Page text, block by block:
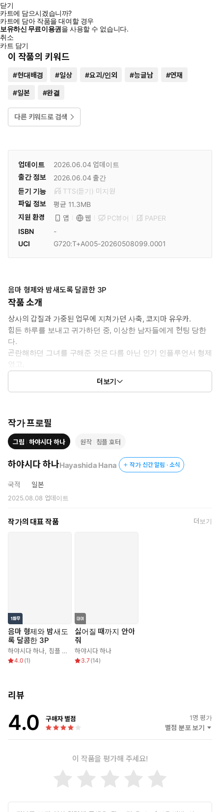
닫기
카트에 담으시겠습니까?
카트에 담아 작품을 대여할 경우
보유하신 무료이용권을 사용할 수 없습니다.
취소
카트 담기
이 작품의 키워드
#현대배경 #일상 #요괴/인외 #능글남 #연재
#일본 #완결
다른 키워드로 검색
업데이트 2026.06.04 업데이트
출간 정보
2026.06.04 출간
듣기 기능
TTS(듣기) 미 지원
파일 정보
평균 11.3MB
지원 환경
앱 웹 PC뷰어
PAPER
ISBN
-
UCI
G720:T+A005-20260508099.0001
음마 형제와 밤새도록 달콤한 3P
작품 소개
상사의 갑질과 가중된 업무에 지쳐가던 사축, 코지마 유우카.
힘든 하루를 보내고 귀가하던 중, 이상한 남자들에게 헌팅 당한
다.
곤란해하던 그녀를 구해준 것은 다름 아닌 인기 인플루언서 형제
였고,
그들은 신비한 힘으로 그녀를 매료시키더니
유우카의 몸을 애무하며 기분 좋은 곳을 자극하기 시작하는데…?!
더보기
작가 프로필
그림 하야시다 하나 원작 침플 호터
하야시다 하나Hayashida Hana 작가 신간 알림 · 소식
국적 일본
2025.08.08 업데이트
작가의 대표 작품 더보기
음마 형제와 밤새도
록 달콤한 3P
하야시다 하나 침플 호터
4.0 (1)
싫어질 때까지 안아
줘
하야시다 하나
3.7 (14)
리뷰
4.0 구매자 별점 1명 평가
별점 분포 보기
이 작품을 평가해 주세요!